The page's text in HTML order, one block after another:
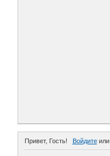
Привет, Гость! Войдитеили